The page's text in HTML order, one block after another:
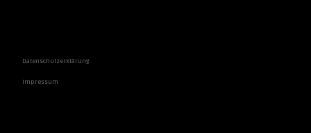
Datenschutzerklärung
Impressum